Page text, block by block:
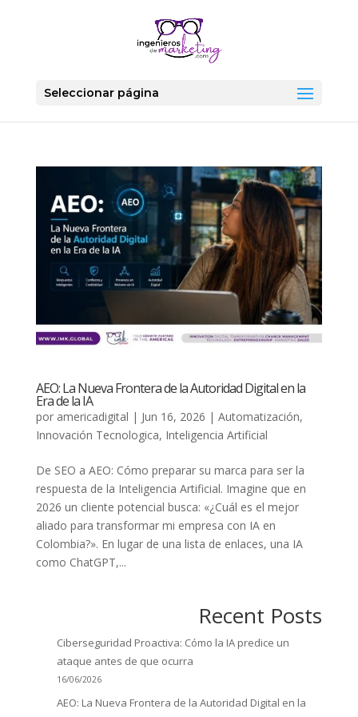
Seleccionar página
AEO: La Nueva Frontera de la Autoridad Digital en la
Era de la IA
por americadigital | Jun 16, 2026 | Automatización,
Innovación Tecnologica, Inteligencia Artificial
De SEO a AEO: Cómo preparar su marca para ser la
respuesta de la Inteligencia Artificial. Imagine que en
2026 un cliente potencial busca: «¿Cuál es el mejor
aliado para transformar mi empresa con IA en
Colombia?». En lugar de una lista de enlaces, una IA
como ChatGPT,...
Recent Posts
Ciberseguridad Proactiva: Cómo la IA predice un
ataque antes de que ocurra
16/06/2026
AEO: La Nueva Frontera de la Autoridad Digital en la